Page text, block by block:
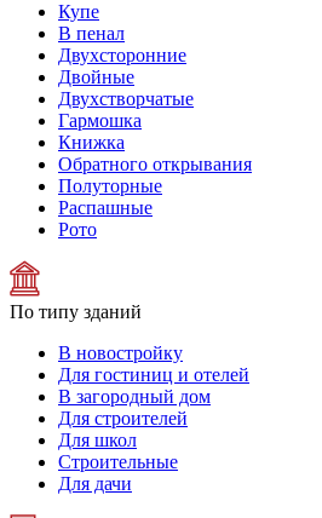
Купе
В пенал
Двухсторонние
Двойные
Двухстворчатые
Гармошка
Книжка
Обратного открывания
Полуторные
Распашные
Рото
По типу зданий
В новостройку
Для гостиниц и отелей
В загородный дом
Для строителей
Для школ
Строительные
Для дачи